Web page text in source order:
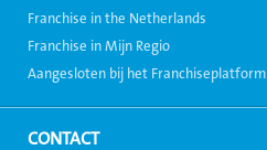
Franchise in the Netherlands
Franchise in Mijn Regio
Aangesloten bij het Franchiseplatform
CONTACT